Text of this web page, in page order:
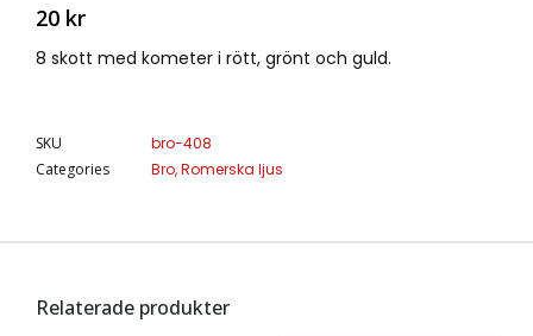
20 kr
8 skott med kometer i rött, grönt och guld.
SKU
bro-408
Categories
Bro,Romerska ljus
Relaterade produkter